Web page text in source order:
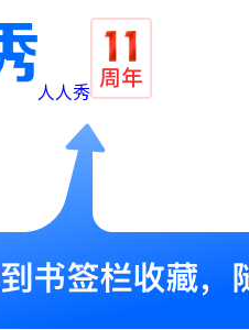
人人秀